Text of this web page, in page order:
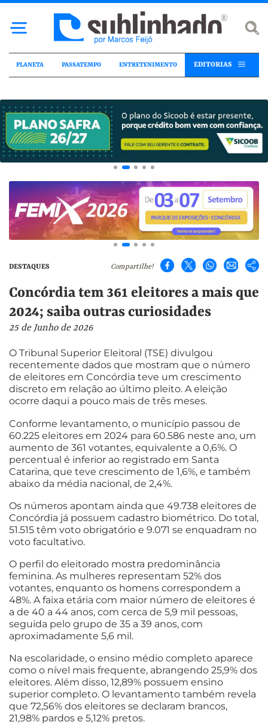
PLANETA PASSATEMPO ENTRETENIMENTO EDITORIAS
DESTAQUES Compartilhe!
Concórdia tem 361 eleitores a mais que
2024; saiba outras curiosidades
25 de Junho de 2026
O Tribunal Superior Eleitoral (TSE) divulgou
recentemente dados que mostram que o número
de eleitores em Concórdia teve um crescimento
discreto em relação ao último pleito. A eleição
ocorre daqui a pouco mais de três meses.
Conforme levantamento, o município passou de
60.225 eleitores em 2024 para 60.586 neste ano, um
aumento de 361 votantes, equivalente a 0,6%. O
percentual é inferior ao registrado em Santa
Catarina, que teve crescimento de 1,6%, e também
abaixo da média nacional, de 2,4%.
Os números apontam ainda que 49.738 eleitores de
Concórdia já possuem cadastro biométrico. Do total,
51.515 têm voto obrigatório e 9.071 se enquadram no
voto facultativo.
O perfil do eleitorado mostra predominância
feminina. As mulheres representam 52% dos
votantes, enquanto os homens correspondem a
48%. A faixa etária com maior número de eleitores é
a de 40 a 44 anos, com cerca de 5,9 mil pessoas,
seguida pelo grupo de 35 a 39 anos, com
aproximadamente 5,6 mil.
Na escolaridade, o ensino médio completo aparece
como o nível mais frequente, abrangendo 25,9% dos
eleitores. Além disso, 12,89% possuem ensino
superior completo. O levantamento também revela
que 72,56% dos eleitores se declaram brancos,
21,98% pardos e 5,12% pretos.